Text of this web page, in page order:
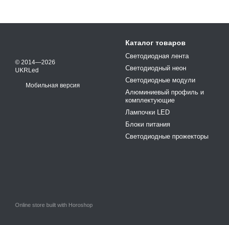
© 2014—2026
UKRLed
Мобильная версия
Online store built with Horoshop
Каталог товаров
Светодиодная лента
Светодиодный неон
Светодиодные модули
Алюминиевый профиль и
комплектующие
Лампочки LED
Блоки питания
Светодиодные прожекторы